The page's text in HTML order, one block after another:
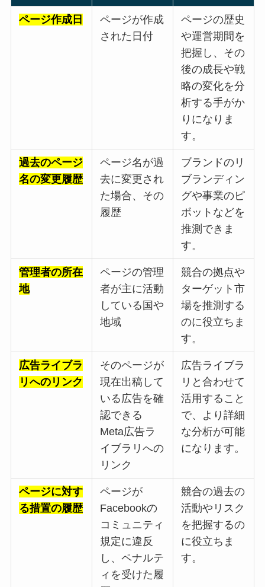
ページ作成日
ページが作成
された日付
ページの歴史
や運営期間を
把握し、その
後の成長や戦
略の変化を分
析する手がか
りになりま
す。
過去のページ
名の変更履歴
ページ名が過
去に変更され
た場合、その
履歴
ブランドのリ
ブランディン
グや事業のピ
ボットなどを
推測できま
す。
管理者の所在
地
ページの管理
者が主に活動
している国や
地域
競合の拠点や
ターゲット市
場を推測する
のに役立ちま
す。
広告ライブラ
リへのリンク
そのページが
現在出稿して
いる広告を確
認できる
Meta広告ラ
イブラリへの
リンク
広告ライブラ
リと合わせて
活用すること
で、より詳細
な分析が可能
になります。
ページに対す
る措置の履歴
ページが
Facebookの
コミュニティ
規定に違反
し、ペナルテ
ィを受けた履
競合の過去の
活動やリスク
を把握するの
に役立ちま
す。